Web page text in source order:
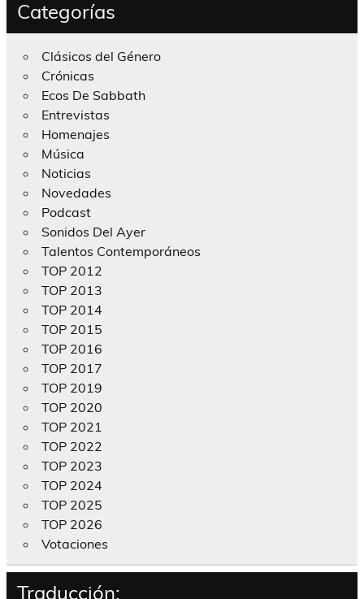
Categorías
Clásicos del Género
Crónicas
Ecos De Sabbath
Entrevistas
Homenajes
Música
Noticias
Novedades
Podcast
Sonidos Del Ayer
Talentos Contemporáneos
TOP 2012
TOP 2013
TOP 2014
TOP 2015
TOP 2016
TOP 2017
TOP 2019
TOP 2020
TOP 2021
TOP 2022
TOP 2023
TOP 2024
TOP 2025
TOP 2026
Votaciones
Traducción: